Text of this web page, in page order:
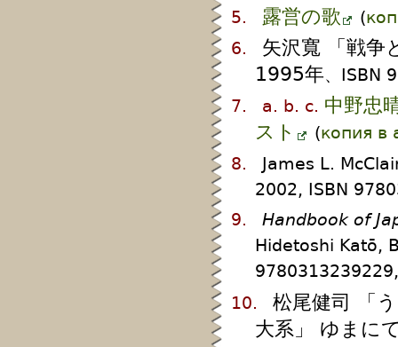
5. 露営の歌 (
6.
矢沢寬 「戦争
1995年、ISBN
7.
a. b. c. 中野忠
スト
(копия в
8.
James L.
2002, ISBN
9.
Handbook of
Hidetoshi Katō,
10.
松尾健司 「
大系」 ゆまに